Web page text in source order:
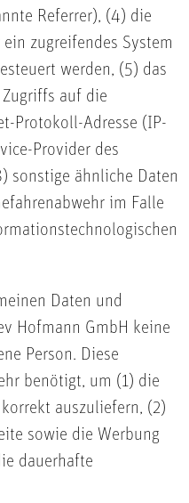
Referrer), (4) die
zugreifendes System
werden, (5) das
auf die
Protokoll-Adresse (IP-
Provider des
sonstige ähnliche Daten
im Falle
Daten und
Hofmann GmbH keine
Person. Diese
benötigt, um (1) die
auszuliefern, (2)
sowie die Werbung
dauerhafte